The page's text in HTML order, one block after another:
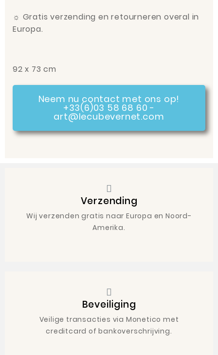
☼ Gratis verzending en retourneren overal in
Europa.
92 x 73 cm
Neem nu contact met ons op!
+33(6)03 58 68 60 -
art@lecubevernet.com
Verzending
Wij verzenden gratis naar Europa en Noord-
Amerika.
Beveiliging
Veilige transacties via Monetico met
creditcard of bankoverschrijving.